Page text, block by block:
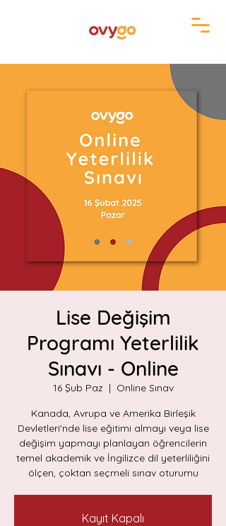
Lise Değişim
Programı Yeterlilik
Sınavı - Online
16 Şub Paz
  |
Online Sınav
Kanada, Avrupa ve Amerika Birleşik
Devletleri'nde lise eğitimi almayı veya lise
değişim yapmayı planlayan öğrencilerin
temel akademik ve İngilizce dil yeterliliğini
ölçen, çoktan seçmeli sınav oturumu
Kayıt Kapalı